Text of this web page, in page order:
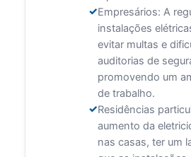
Empresários: A
instalações
evitar multas e
auditorias de
promovendo um
de trabalho.
Residências
aumento da
nas casas, ter um